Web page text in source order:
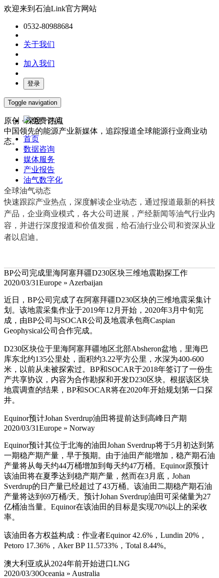
欢迎来到石油Link官方网站
0532-80988684
关于我们
加入我们
登录
Toggle navigation
免费订阅
首页
数据咨询
媒体服务
产业报告
油气数字化
原创 · 深度 · 热点
中国领先的能源产业新媒体，追踪报道全球能源行业商业动
态。
全球油气动态
快速跟踪产业热点，深度解读企业动态，通过报道最新的科技
产品，企业商业模式，各大公司进展，产经新闻等油气行业内
容，并进行深度报道和价值发掘，给石油行业公司和资深从业
者以启迪。
BP公司完成里海阿塞拜疆D230区块三维地震勘探工作
2020/03/31Europe » Azerbaijan
近日，BP公司完成了在阿塞拜疆D230区块的三维地震采集计
划。该地震采集作业于2019年12月开始，2020年3月中旬完
成，由BP公司与SOCAR公司及地震承包商Caspian
Geophysical公司合作完成。
D230区块位于里海阿塞拜疆地区北部Absheron盆地，里海巴
库东北约135公里处，面积约3.22平方公里，水深为400-600
米，以前从未被探索过。BP和SOCAR于2018年签订了一份生
产共享协议，内容为合作勘探和开发D230区块。根据该区块
地震调查的结果，BP和SOCAR将在2020年开始规划第一口探
井。
Equinor预计Johan Sverdrup油田将提前达到高峰日产期
2020/03/31Europe » Norway
Equinor预计其位于北海的油田Johan Sverdrup将于5月初达到第
一期稳产期产量，早于预期。由于油田产能增加，稳产期石油
产量将从每天约44万桶增加到每天约47万桶。Equinor原预计
该油田将在夏季达到稳产期产量，然而在3月底，Johan
Sverdrup的日产量已经超过了43万桶。该油田二期稳产期石油
产量将达到69万桶/天。预计Johan Sverdrup油田可采储量为27
亿桶油当量。Equinor在该油田的目标是实现70%以上的采收
率。
该油田各方权益构成：作业者Equinor 42.6%，Lundin 20%，
Petoro 17.36%，Aker BP 11.5733%，Total 8.44%。
澳大利亚或从2024年前开始进口LNG
2020/03/30Oceania » Australia